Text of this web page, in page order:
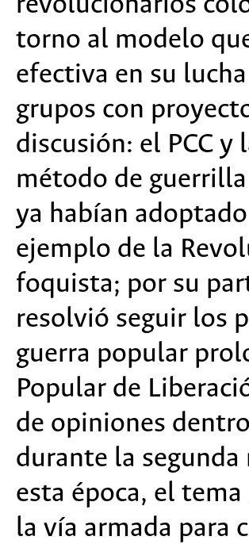
torno al modelo
efectiva en su
grupos con
discusión: el PCC
método de
ya habían
ejemplo de la
foquista; por su
resolvió seguir los
guerra popular
Popular de
de opiniones
durante la
esta época, el
la vía armada para